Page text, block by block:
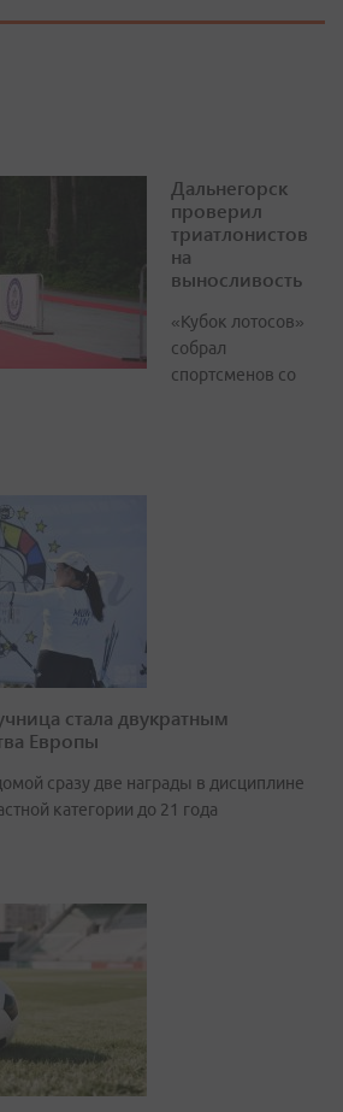
Дальнегорск
проверил
триатлонистов
на
выносливость
«Кубок лотосов»
собрал
спортсменов со
стала двукратным
Европы
сразу две награды в дисциплине
категории до 21 года